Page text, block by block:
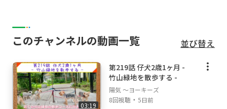
このチャンネルの動画一覧 並び替え
03:19
第219話 仔犬2歳1ヶ月 -
竹山緑地を散歩する -
陽気 ～ヨーキーズ
8回視聴 ・5日前